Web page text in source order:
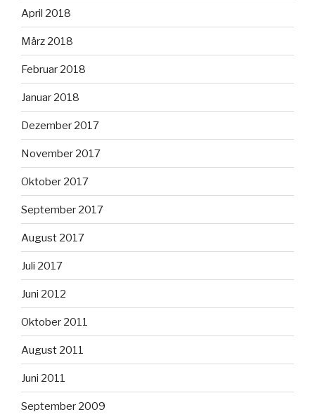
April 2018
März 2018
Februar 2018
Januar 2018
Dezember 2017
November 2017
Oktober 2017
September 2017
August 2017
Juli 2017
Juni 2012
Oktober 2011
August 2011
Juni 2011
September 2009